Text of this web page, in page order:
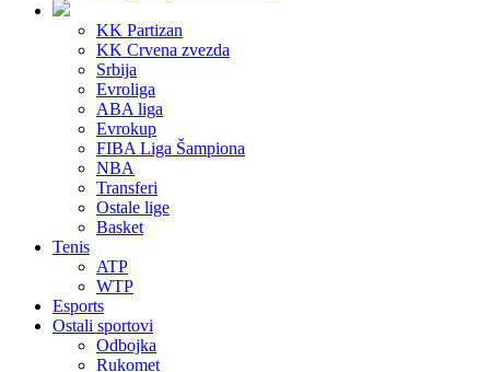
KK Partizan
KK Crvena zvezda
Srbija
Evroliga
ABA liga
Evrokup
FIBA Liga Šampiona
NBA
Transferi
Ostale lige
Basket
Tenis
ATP
WTP
Esports
Ostali sportovi
Odbojka
Rukomet